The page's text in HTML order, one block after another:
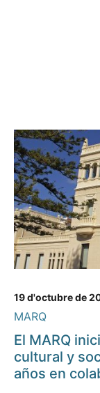
19 d'octubre de
MARQ
El MARQ
cultural y
años en